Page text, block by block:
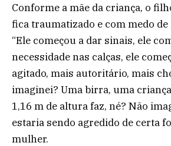
Conforme a mãe da criança, o
fica traumatizado e com medo
“Ele começou a dar sinais, ele
necessidade nas calças, ele
agitado, mais autoritário, mais
imaginei? Uma birra, uma
1,16 m de altura faz, né? Não
estaria sendo agredido de certa
mulher.